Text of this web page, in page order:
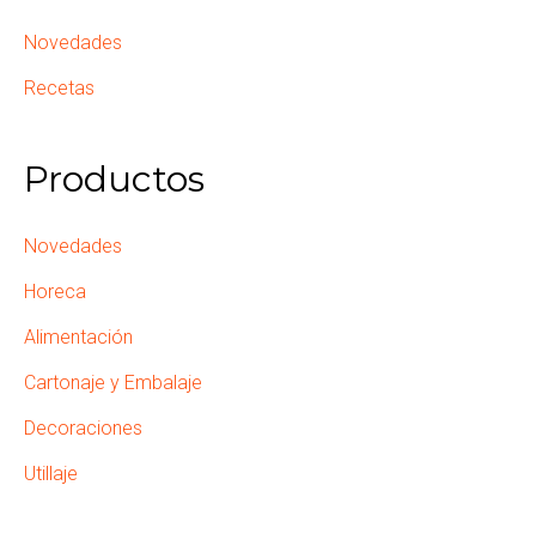
Novedades
Recetas
Productos
Novedades
Horeca
Alimentación
Cartonaje y Embalaje
Decoraciones
Utillaje